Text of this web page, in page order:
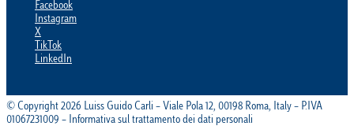
Facebook
Instagram
X
TikTok
LinkedIn
© Copyright 2026 Luiss Guido Carli – Viale Pola 12, 00198 Roma, Italy – P.IVA
01067231009 – Informativa sul trattamento dei dati personali